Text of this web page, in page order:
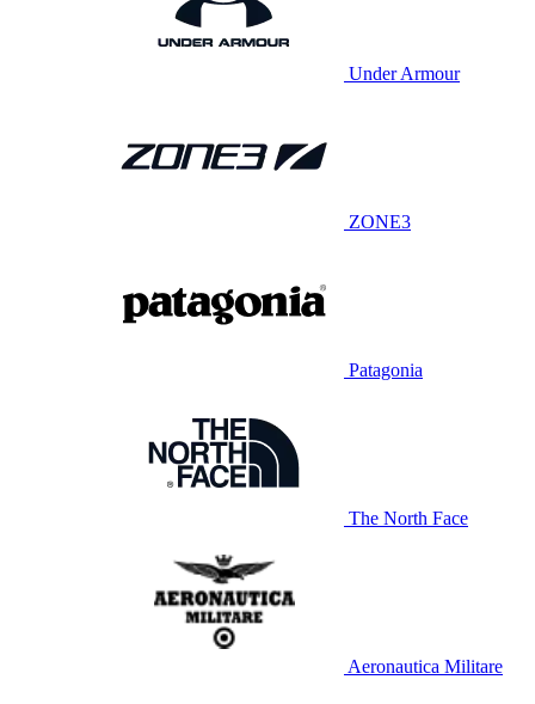
Under Armour
ZONE3
Patagonia
The North Face
Aeronautica Militare